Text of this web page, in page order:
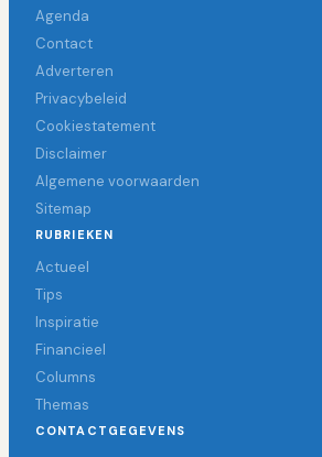
Agenda
Contact
Adverteren
Privacybeleid
Cookiestatement
Disclaimer
Algemene voorwaarden
Sitemap
RUBRIEKEN
Actueel
Tips
Inspiratie
Financieel
Columns
Themas
CONTACTGEGEVENS